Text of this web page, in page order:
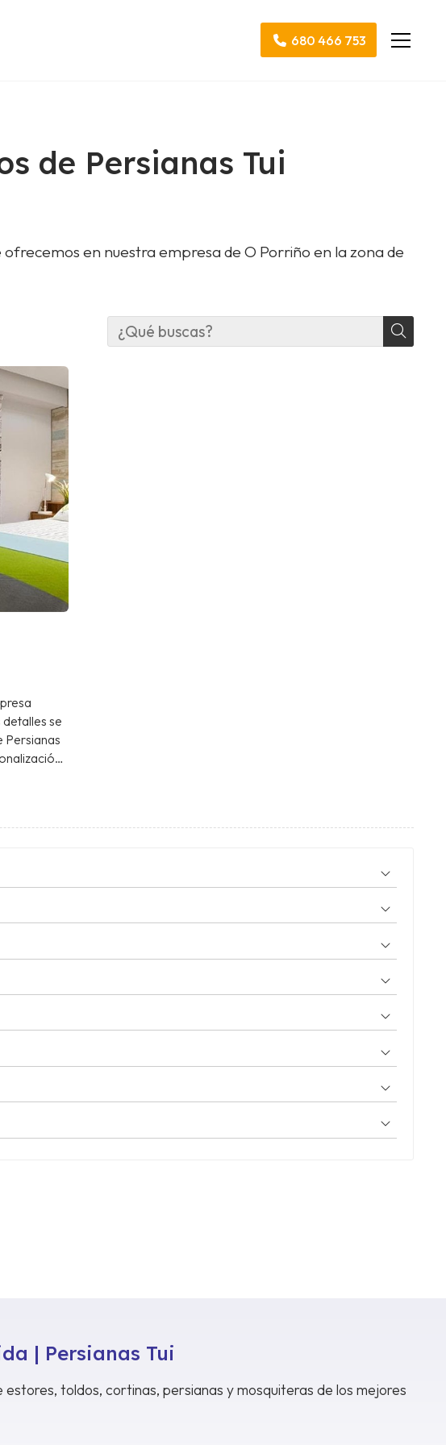
680 466 753
de Persianas Tui
en nuestra empresa de O Porriño en la zona de
se
Persianas
de
nuestra
de esta
| Persianas Tui
toldos, cortinas, persianas y mosquiteras de los mejores